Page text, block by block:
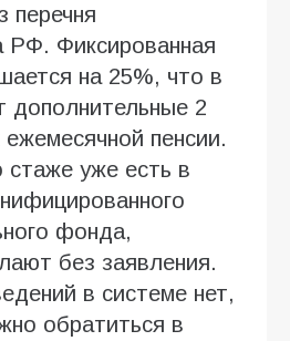
перечня
РФ. Фиксированная
на 25%, что в
дополнительные 2
пенсии.
уже есть в
фонда,
без заявления.
в системе нет,
обратиться в